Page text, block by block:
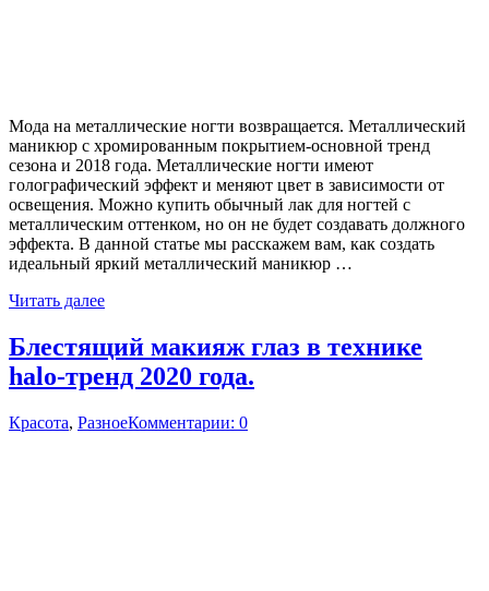
Мода на металлические ногти возвращается. Металлический
маникюр с хромированным покрытием-основной тренд
сезона и 2018 года. Металлические ногти имеют
голографический эффект и меняют цвет в зависимости от
освещения. Можно купить обычный лак для ногтей с
металлическим оттенком, но он не будет создавать должного
эффекта. В данной статье мы расскажем вам, как создать
идеальный яркий металлический маникюр …
Читать далее
Блестящий макияж глаз в технике
halo-тренд 2020 года.
Красота, РазноеКомментарии: 0